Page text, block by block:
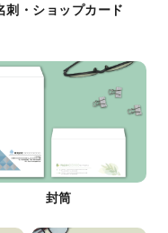
刺・ショップカード
封筒